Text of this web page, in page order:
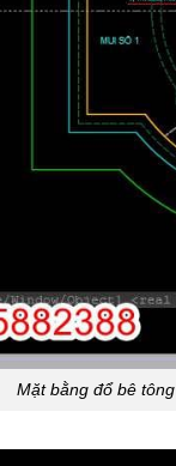
Mặt bằng đổ bê